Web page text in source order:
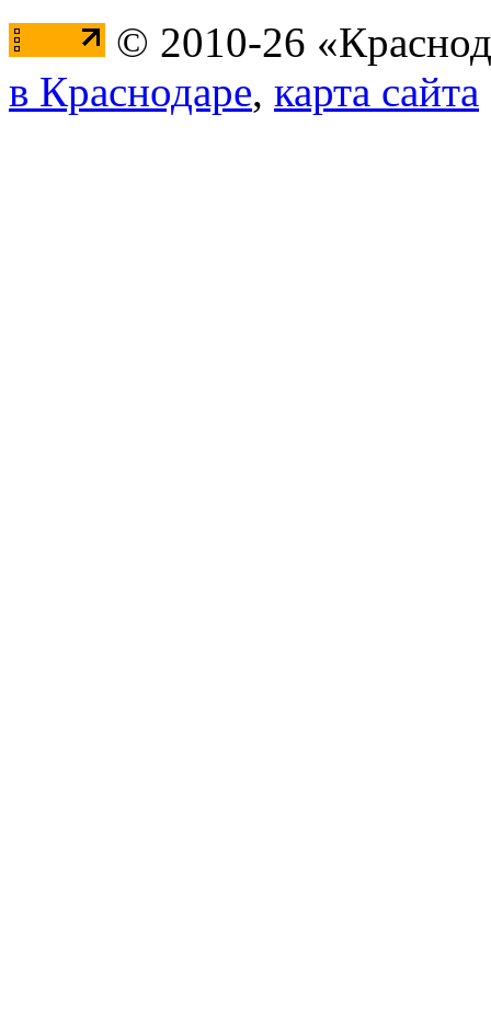
© 2010-26
в Краснодаре, карта сайта